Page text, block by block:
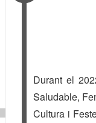
Durant el
Saludable,
Cultura i